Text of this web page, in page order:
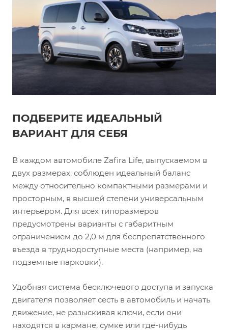
ПОДБЕРИТЕ ИДЕАЛЬНЫЙ
ВАРИАНТ ДЛЯ СЕБЯ
В каждом автомобиле Zafira Life, выпускаемом в
двух размерах, соблюден идеальный баланс
между относительно компактными размерами и
просторным, в высшей степени универсальным
интерьером. Для всех типоразмеров
предусмотрены варианты с габаритным
ограничением до 2,0 м для беспрепятственного
въезда в труднодоступные места (например, на
подземные парковки).
Удобная система бесключевого доступа и запуска
двигателя позволяет сесть в автомобиль и начать
движение, не разыскивая ключи, если они
находятся в кармане, сумке или где-нибудь